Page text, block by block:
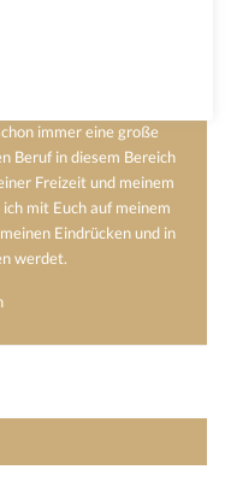
immer eine große
Beruf in diesem Bereich
Freizeit und meinem
mit Euch auf meinem
Eindrücken und in
werdet.